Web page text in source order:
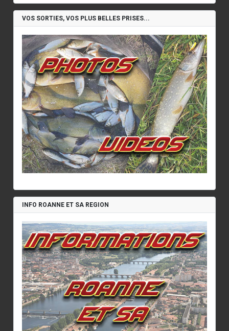
VOS SORTIES, VOS PLUS BELLES PRISES...
INFO ROANNE ET SA REGION